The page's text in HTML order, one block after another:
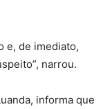
e, de imediato,
narrou.
informa que